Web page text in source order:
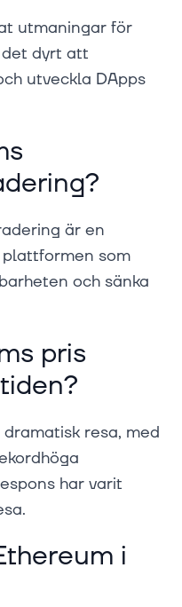
utmaningar för
dyrt att
utveckla DApps
är en
som
och sänka
pris
resa, med
har varit
i